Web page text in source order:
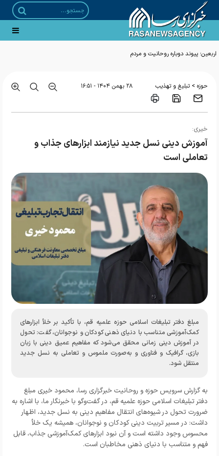
اربعین؛ پیوند دوباره روحانیت و مردم
حوزه > تبلیغ و تهذیب ۲۸ بهمن ۱۴۰۴ - ۱۶:۵۱
خیری:
آموزش دینی نسل جدید نیازمند ابزارهای جذاب و
تعاملی است
مبلغ دفتر تبلیغات اسلامی حوزه علمیه قم، با تأکید بر خلأ ابزارهای
کمک‌آموزشی متناسب با دنیای ذهنی کودکان و نوجوانان، گفت: تحول
در آموزش دینی زمانی محقق می‌شود که مفاهیم عمیق دینی با زبان
بازی، گرافیک و فناوری و به‌صورت ملموس و تعاملی به نسل جدید
منتقل شود.
به گزارش سرویس حوزه و روحانیت خبرگزاری رسا، محمود خیری مبلغ
دفتر تبلیغات اسلامی حوزه علمیه قم، در گفت‌وگو با خبرنگار ما، با اشاره به
ضرورت تحول در شیوه‌های انتقال مفاهیم دینی به نسل جدید، اظهار
داشت: در مسیر تربیت دینی کودکان و نوجوانان، همیشه یک خلأ
محسوس وجود داشته است و آن نبود ابزارهای کمک‌آموزشی جذاب، قابل
فهم و متناسب با دنیای ذهنی مخاطبان است.